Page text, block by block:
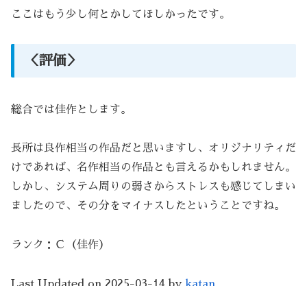
ここはもう少し何とかしてほしかったです。
＜評価＞
総合では佳作とします。
長所は良作相当の作品だと思いますし、オリジナリティだ
けであれば、名作相当の作品とも言えるかもしれません。
しかし、システム周りの弱さからストレスも感じてしまい
ましたので、その分をマイナスしたということですね。
ランク：Ｃ（佳作）